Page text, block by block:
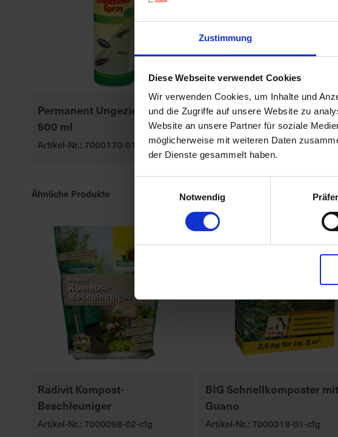
Zustimmung
Diese Webseite verwendet Cookies
Wir verwenden Cookies, um Inhalte und
und die Zugriffe auf unsere Website zu
Website an unsere Partner für soziale
möglicherweise mit weiteren Daten
der Dienste gesammelt haben.
Notwendig
Permanent UngezieferSpray
500 ml
Artikel-Nr.: 7000170-01
Substral Herbst-
Rasendünger
Artikel-Nr.: 7000790-06-cfg
Ähnliche Produkte
Radivit Kompost-
Beschleuniger
Artikel-Nr.: 7000098-02-cfg
BIG Schnellkomposter mit
Guano
Artikel-Nr.: 7000318-01-cfg